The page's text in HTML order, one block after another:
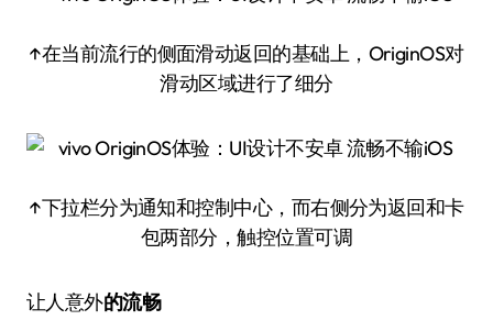
↑在当前流行的侧面滑动返回的基础上，OriginOS对
滑动区域进行了细分
↑下拉栏分为通知和控制中心，而右侧分为返回和卡
包两部分，触控位置可调
让人意外的流畅